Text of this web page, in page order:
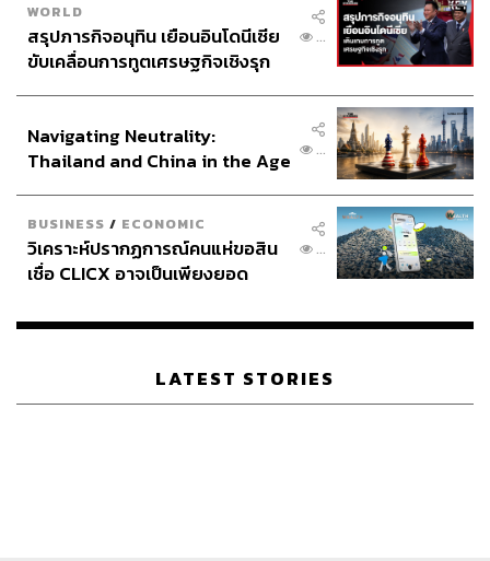
WORLD
สรุปภารกิจอนุทิน เยือนอินโดนีเซีย
ขับเคลื่อนการทูตเศรษฐกิจเชิงรุก
...
Navigating Neutrality:
Thailand and China in the Age
...
BUSINESS / ECONOMIC
วิเคราะห์ปรากฏการณ์คนแห่ขอสิน
เชื่อ CLICX อาจเป็นเพียงยอด
เรือนไทยที่ถูกซุกไว้
...
LATEST STORIES